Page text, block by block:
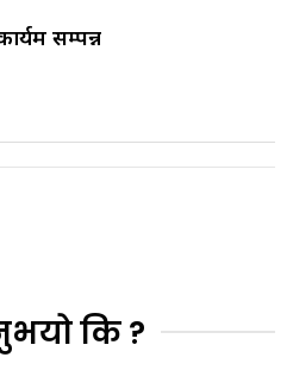
सम्पन्न
कि ?